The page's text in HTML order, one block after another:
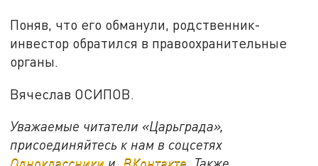
Поняв, что его обманули, родственник-
инвестор обратился в правоохранительные
органы.
Вячеслав ОСИПОВ.
Уважаемые читатели «Царьграда»,
присоединяйтесь к нам в соцсетях